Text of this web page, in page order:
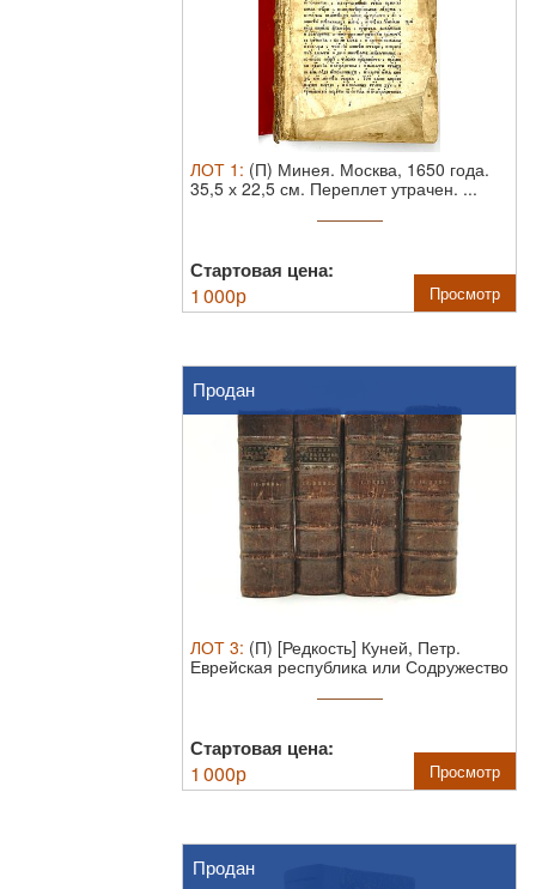
ЛОТ 1 : (П) Минея. Москва, 1650 года.
35,5 х 22,5 см. Переплет утрачен. ...
Стартовая цена:
1 000р Просмотр
Продан
ЛОТ 3: (П) [Редкость] Куней, Петр.
Еврейская республика или Содружество
Стартовая цена:
1 000р Просмотр
Продан